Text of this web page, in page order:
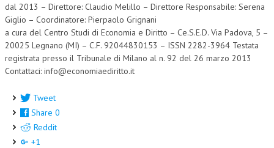
dal 2013 – Direttore: Claudio Melillo – Direttore Responsabile: Serena
Giglio – Coordinatore: Pierpaolo Grignani
a cura del Centro Studi di Economia e Diritto – Ce.S.E.D. Via Padova, 5 –
20025 Legnano (MI) – C.F. 92044830153 – ISSN 2282-3964 Testata
registrata presso il Tribunale di Milano al n. 92 del 26 marzo 2013
Contattaci: info@economiaediritto.it
Tweet
Share 0
Reddit
+1